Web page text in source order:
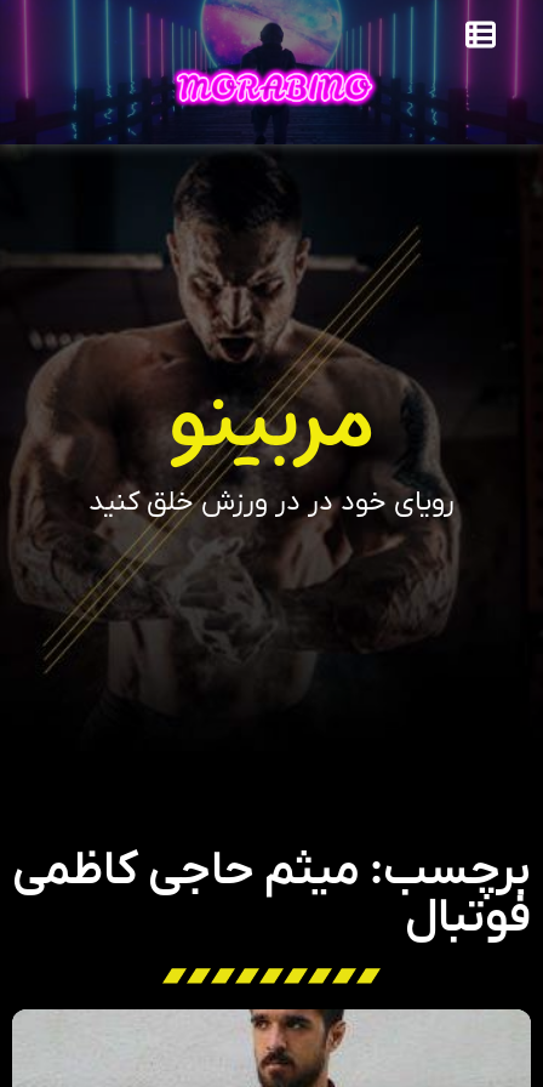
مربینو
رویای خود در در ورزش خلق کنید
برچسب: میثم حاجی کاظمی
فوتبال